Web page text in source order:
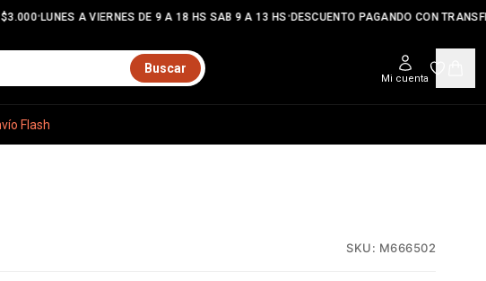
•LUNES A VIERNES DE 9 A 18 HS SAB 9 A 13 HS•DESCUENTO PAGANDO CON
Buscar
Mi cuenta
Flash
SKU: M666502